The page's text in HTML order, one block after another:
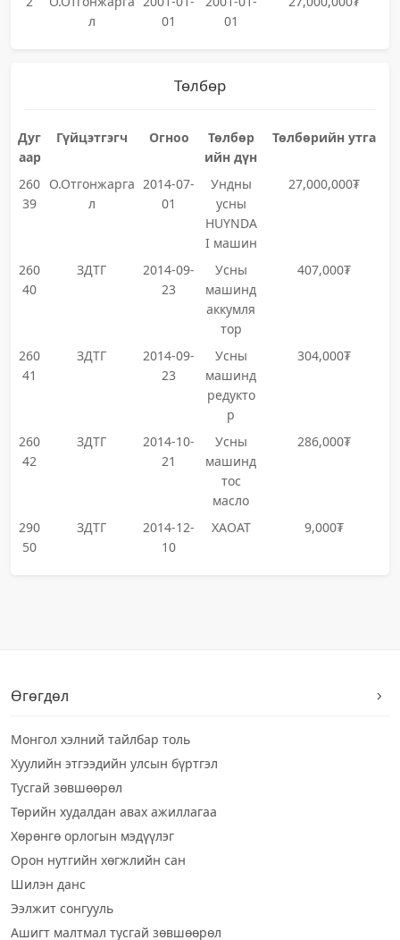
л
01
01
Төлбөр
Дуг
аар
Гүйцэтгэгч Огноо
Төлбөр
ийн дүн
Төлбөрийн утга
260
39
О.Отгонжарга
л
2014-07-
01
Ундны
усны
HUYNDA
I машин
27,000,000₮
260
40
ЗДТГ
2014-09-
23
Усны
машинд
аккумля
тор
407,000₮
260
41
ЗДТГ
2014-09-
23
Усны
машинд
редукто
р
304,000₮
260
42
ЗДТГ
2014-10-
21
Усны
машинд
тос
масло
286,000₮
290
50
ЗДТГ
2014-12-
10
ХАОАТ 9,000₮
Өгөгдөл
Монгол хэлний тайлбар толь
Хуулийн этгээдийн улсын бүртгэл
Тусгай зөвшөөрөл
Төрийн худалдан авах ажиллагаа
Хөрөнгө орлогын мэдүүлэг
Орон нутгийн хөгжлийн сан
Шилэн данс
Ээлжит сонгууль
Ашигт малтмал тусгай зөвшөөрөл